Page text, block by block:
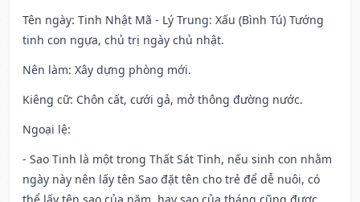
Tên ngày: Tinh Nhật Mã - Lý Trung: Xấu (Bình Tú) Tướng
tinh con ngựa, chủ trị ngày chủ nhật.
Nên làm: Xây dựng phòng mới.
Kiêng cữ: Chôn cất, cưới gả, mở thông đường nước.
Ngoại lệ:
- Sao Tinh là một trong Thất Sát Tinh, nếu sinh con nhằm
ngày này nên lấy tên Sao đặt tên cho trẻ để dễ nuôi, có